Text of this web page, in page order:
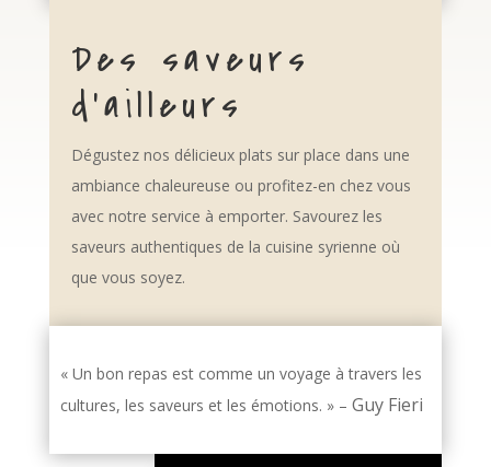
Des saveurs
d’ailleurs
Dégustez nos délicieux plats sur place dans une
ambiance chaleureuse ou profitez-en chez vous
avec notre service à emporter. Savourez les
saveurs authentiques de la cuisine syrienne où
que vous soyez.
« Un bon repas est comme un voyage à travers les
cultures, les saveurs et les émotions. » – Guy Fieri